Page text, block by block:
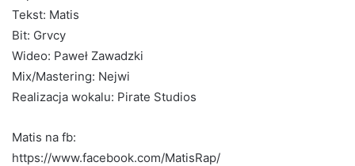
Tekst: Matis
Bit: Grvcy
Wideo: Paweł Zawadzki
Mix/Mastering: Nejwi
Realizacja wokalu: Pirate Studios
Matis na fb:
https://www.facebook.com/MatisRap/